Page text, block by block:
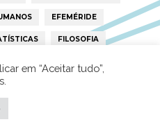
EFEMÉRIDE
FILOSOFIA
em “Aceitar tudo”,